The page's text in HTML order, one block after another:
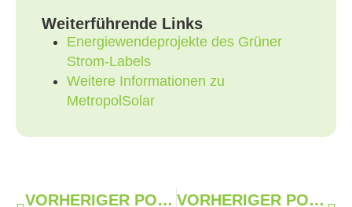
Weiterführende Links
Energiewendeprojekte des Grüner
Strom-Labels
Weitere Informationen zu
MetropolSolar
VORHERIGER POST VORHERIGER POST